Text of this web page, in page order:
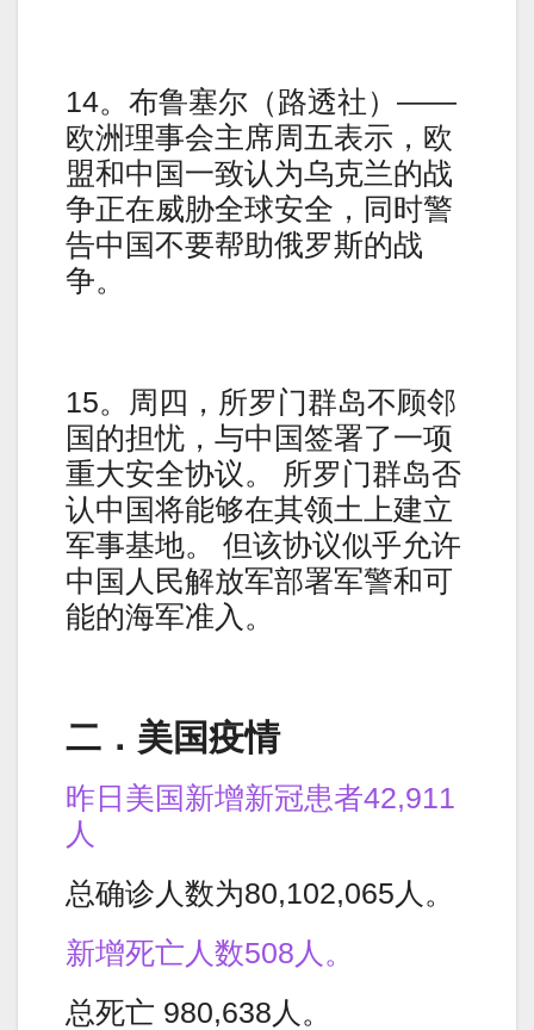
14。布鲁塞尔（路透社）——
欧洲理事会主席周五表示，欧
盟和中国一致认为乌克兰的战
争正在威胁全球安全，同时警
告中国不要帮助俄罗斯的战
争。
15。周四，所罗门群岛不顾邻
国的担忧，与中国签署了一项
重大安全协议。 所罗门群岛否
认中国将能够在其领土上建立
军事基地。 但该协议似乎允许
中国人民解放军部署军警和可
能的海军准入。
二．美国疫情
昨日美国新增新冠患者42,911
人
总确诊人数为80,102,065人。
新增死亡人数508人。
总死亡 980,638人。